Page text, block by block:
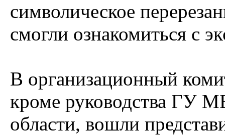
символическое
смогли ознакомиться с
В организационный
кроме руководства ГУ
области, вошли